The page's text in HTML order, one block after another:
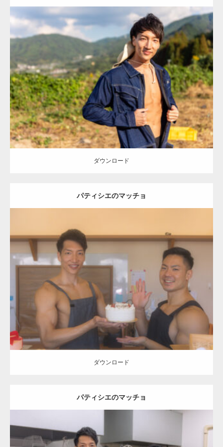
2023.02.11
Category:芋掘りのマッチョ オレンジの人 AKIHITO(細マッチョ) 腹
筋 唐津 (佐賀)
ダウンロード
ダウンロード
パティシエのマッチョ
Update:
Category:ケーキ屋さんのマッチョ
AKIHITO(細マッチ
ョ)
TOSHI(大胸筋) 和白 (福岡)
ダウンロード
ダウンロード
パティシエのマッチョ